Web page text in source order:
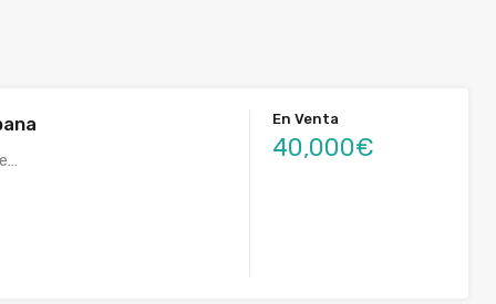
En Venta
40,000€